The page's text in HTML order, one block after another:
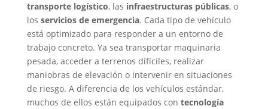
transporte logístico, las infraestructuras públicas, o
los servicios de emergencia. Cada tipo de vehículo
está optimizado para responder a un entorno de
trabajo concreto. Ya sea transportar maquinaria
pesada, acceder a terrenos difíciles, realizar
maniobras de elevación o intervenir en situaciones
de riesgo. A diferencia de los vehículos estándar,
muchos de ellos están equipados con tecnología